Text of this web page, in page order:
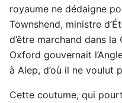
royaume ne dédaigne
Townshend, ministre
d’être marchand dans
Oxford gouvernait
à Alep, d’où il ne voulut
Cette coutume, qui